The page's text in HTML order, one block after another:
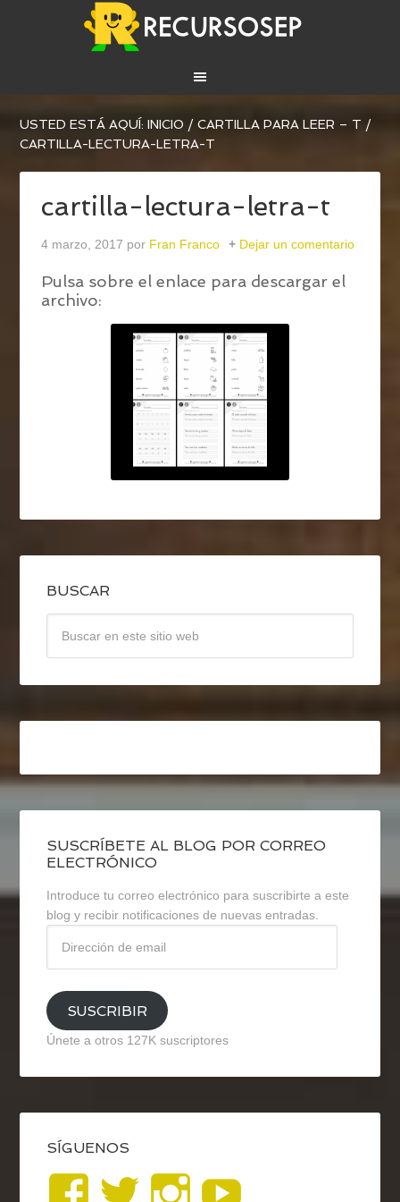
USTED ESTÁ AQUÍ:INICIO / CARTILLA PARA LEER – T /
CARTILLA-LECTURA-LETRA-T
cartilla-lectura-letra-t
4 marzo, 2017 por Fran Franco Dejar un comentario
Pulsa sobre el enlace para descargar el
archivo:
BUSCAR
SUSCRÍBETE AL BLOG POR CORREO
ELECTRÓNICO
Introduce tu correo electrónico para suscribirte a este
blog y recibir notificaciones de nuevas entradas.
email
SUSCRIBIR
Únete a otros 127K suscriptores
SÍGUENOS
VerVerVer